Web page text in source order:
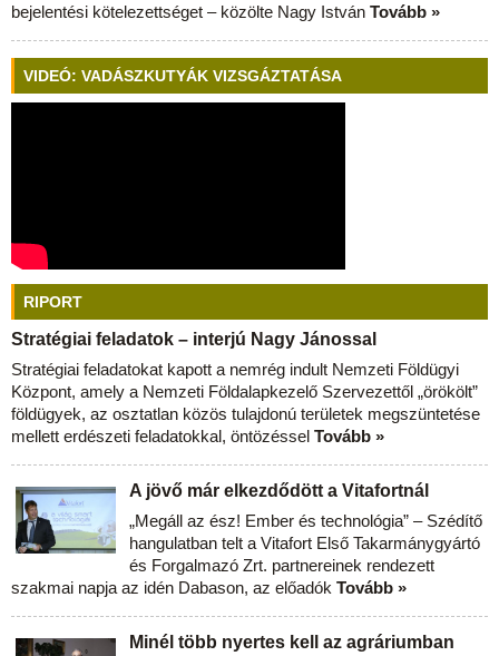
bejelentési kötelezettséget – közölte Nagy István Tovább »
VIDEÓ: VADÁSZKUTYÁK VIZSGÁZTATÁSA
RIPORT
Stratégiai feladatok – interjú Nagy Jánossal
Stratégiai feladatokat kapott a nemrég indult Nemzeti Földügyi
Központ, amely a Nemzeti Földalapkezelő Szervezettől „örökölt”
földügyek, az osztatlan közös tulajdonú területek megszüntetése
mellett erdészeti feladatokkal, öntözéssel Tovább »
A jövő már elkezdődött a Vitafortnál
„Megáll az ész! Ember és technológia” – Szédítő
hangulatban telt a Vitafort Első Takarmánygyártó
és Forgalmazó Zrt. partnereinek rendezett
szakmai napja az idén Dabason, az előadók Tovább »
Minél több nyertes kell az agráriumban